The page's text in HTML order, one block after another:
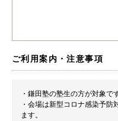
漢方を知る
採用情報
ご利用案内・注意事項
・鎌田塾の塾生の方が対象です
・会場は新型コロナ感染予
ます。